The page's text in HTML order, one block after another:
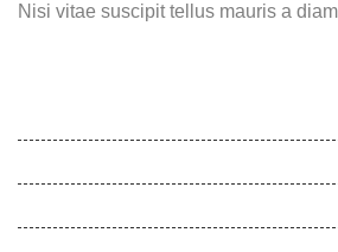
Nisi vitae suscipit tellus mauris a